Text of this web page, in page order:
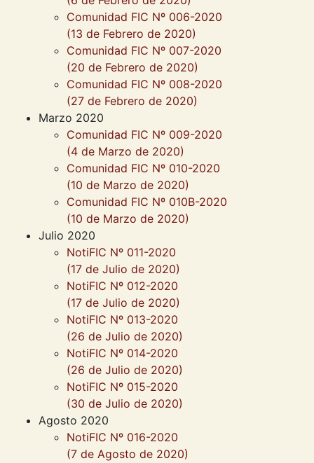
Comunidad FIC Nº 006-2020
(13 de Febrero de 2020)
Comunidad FIC Nº 007-2020
(20 de Febrero de 2020)
Comunidad FIC Nº 008-2020
(27 de Febrero de 2020)
Marzo 2020
Comunidad FIC Nº 009-2020
(4 de Marzo de 2020)
Comunidad FIC Nº 010-2020
(10 de Marzo de 2020)
Comunidad FIC Nº 010B-2020
(10 de Marzo de 2020)
Julio 2020
NotiFIC Nº 011-2020
(17 de Julio de 2020)
NotiFIC Nº 012-2020
(17 de Julio de 2020)
NotiFIC Nº 013-2020
(26 de Julio de 2020)
NotiFIC Nº 014-2020
(26 de Julio de 2020)
NotiFIC Nº 015-2020
(30 de Julio de 2020)
Agosto 2020
NotiFIC Nº 016-2020
(7 de Agosto de 2020)